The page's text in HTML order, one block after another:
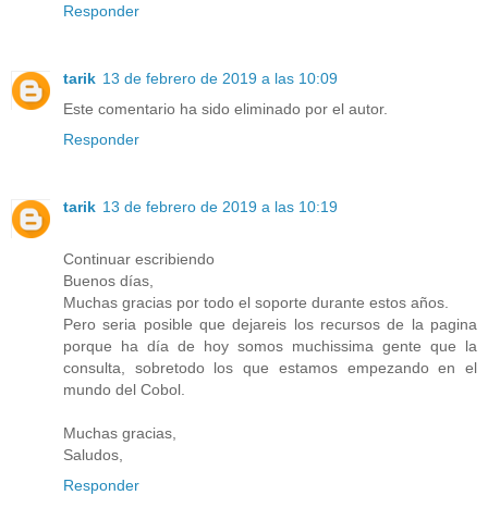
Responder
tarik 13 de febrero de 2019 a las 10:09
Este comentario ha sido eliminado por el autor.
Responder
tarik 13 de febrero de 2019 a las 10:19
Continuar escribiendo
Buenos días,
Muchas gracias por todo el soporte durante estos años.
Pero seria posible que dejareis los recursos de la pagina
porque ha día de hoy somos muchissima gente que la
consulta, sobretodo los que estamos empezando en el
mundo del Cobol.
Muchas gracias,
Saludos,
Responder